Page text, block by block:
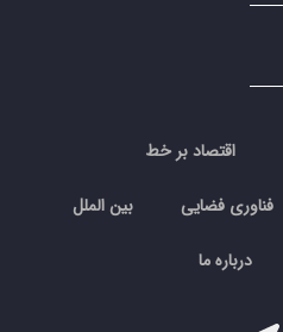
اقتصاد بر خط
فناوری فضایی بین الملل
درباره ما